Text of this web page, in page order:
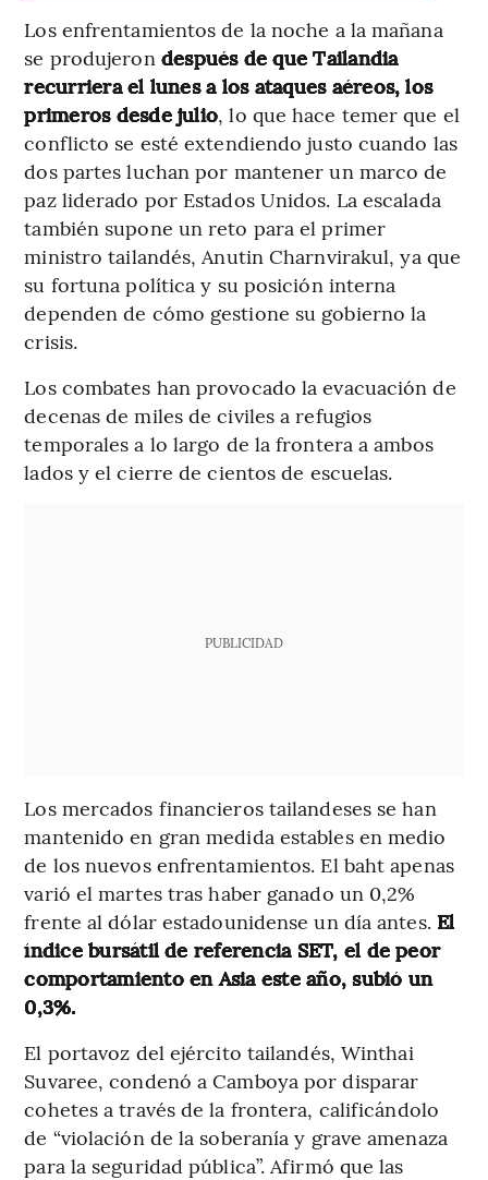
Los enfrentamientos de la noche a la mañana
se produjeron después de que Tailandia
recurriera el lunes a los ataques aéreos, los
primeros desde julio, lo que hace temer que el
conflicto se esté extendiendo justo cuando las
dos partes luchan por mantener un marco de
paz liderado por Estados Unidos. La escalada
también supone un reto para el primer
ministro tailandés, Anutin Charnvirakul, ya que
su fortuna política y su posición interna
dependen de cómo gestione su gobierno la
crisis.
Los combates han provocado la evacuación de
decenas de miles de civiles a refugios
temporales a lo largo de la frontera a ambos
lados y el cierre de cientos de escuelas.
PUBLICIDAD
Los mercados financieros tailandeses se han
mantenido en gran medida estables en medio
de los nuevos enfrentamientos. El baht apenas
varió el martes tras haber ganado un 0,2%
frente al dólar estadounidense un día antes. El
índice bursátil de referencia SET, el de peor
comportamiento en Asia este año, subió un
0,3%.
El portavoz del ejército tailandés, Winthai
Suvaree, condenó a Camboya por disparar
cohetes a través de la frontera, calificándolo
de “violación de la soberanía y grave amenaza
para la seguridad pública”. Afirmó que las